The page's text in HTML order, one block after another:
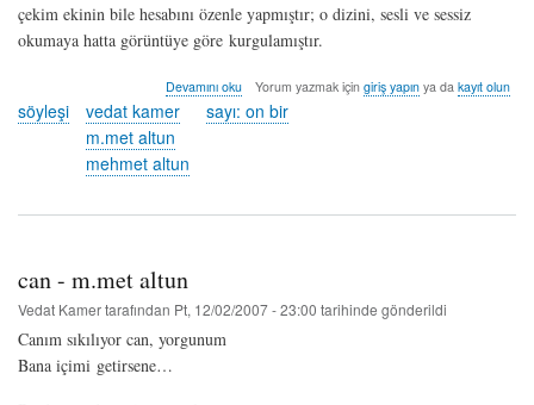
çekim ekinin bile hesabını özenle yapmıştır; o dizini, sesli ve sessiz
okumaya hatta görüntüye göre kurgulamıştır.
söyleşi:
altun
hakkında
Devamını oku Yorum yazmak için giriş yapınya da kayıt olun
söyleşi
vedat kamer
m.met altun
mehmet altun
sayı: on bir
can - m.met altun
Vedat Kamertarafından Pt, 12/02/2007 - 23:00 tarihinde gönderildi
Canım sıkılıyor can, yorgunum
Bana içimi getirsene…